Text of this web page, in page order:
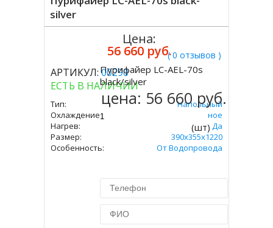
silver
( 0 отзывов )
АРТИКУЛ:00290
ЕСТЬ В НАЛИЧИИ
Тип:
Напольный
Охлаждение:
Компрессорное
Нагрев:
Да
Размер:
390x355x1220
Особенность:
От Водопровода
Цена:
56 660 руб.
Купить
Пурифайер LC-AEL-70s
black/silver
цена: 56 660 руб.
(шт)